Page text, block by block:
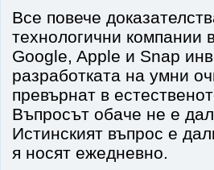
Все повече
технологични компании
Google, Apple и Snap
разработката на умни
превърнат в
Въпросът обаче не е
Истинският въпрос е
я носят ежедневно.